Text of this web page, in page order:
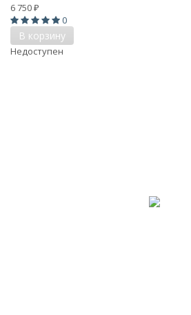
6 750 ₽
0
В корзину
Недоступен